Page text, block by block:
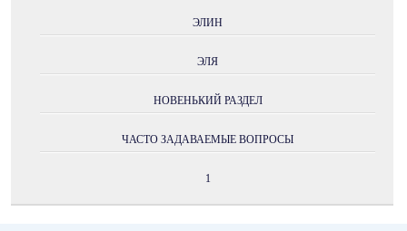
ЭЛИН
ЭЛЯ
НОВЕНЬКИЙ РАЗДЕЛ
ЧАСТО ЗАДАВАЕМЫЕ ВОПРОСЫ
1